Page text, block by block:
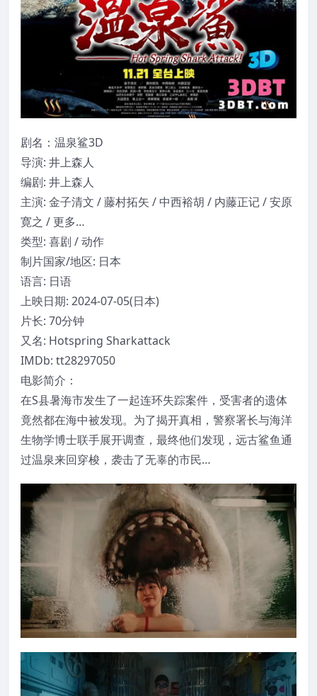
剧名：温泉鲨3D
导演: 井上森人
编剧: 井上森人
主演: 金子清文 / 藤村拓矢 / 中西裕胡 / 内藤正记 / 安原
寛之 / 更多…
类型: 喜剧 / 动作
制片国家/地区: 日本
语言: 日语
上映日期: 2024-07-05(日本)
片长: 70分钟
又名: Hotspring Sharkattack
IMDb: tt28297050
电影简介：
在S县暑海市发生了一起连环失踪案件，受害者的遗体
竟然都在海中被发现。为了揭开真相，警察署长与海洋
生物学博士联手展开调查，最终他们发现，远古鲨鱼通
过温泉来回穿梭，袭击了无辜的市民…